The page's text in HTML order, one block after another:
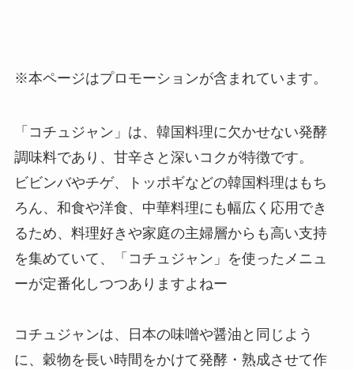
※本ページはプロモーションが含まれています。
「コチュジャン」は、韓国料理に欠かせない発酵
調味料であり、甘辛さと深いコクが特徴です。
ビビンバやチゲ、トッポギなどの韓国料理はもち
ろん、和食や洋食、中華料理にも幅広く応用でき
るため、料理好きや家庭の主婦層からも高い支持
を集めていて、「コチュジャン」を使ったメニュ
ーが定番化しつつありますよねー
コチュジャンは、日本の味噌や醤油と同じよう
に、穀物を長い時間をかけて発酵・熟成させて作